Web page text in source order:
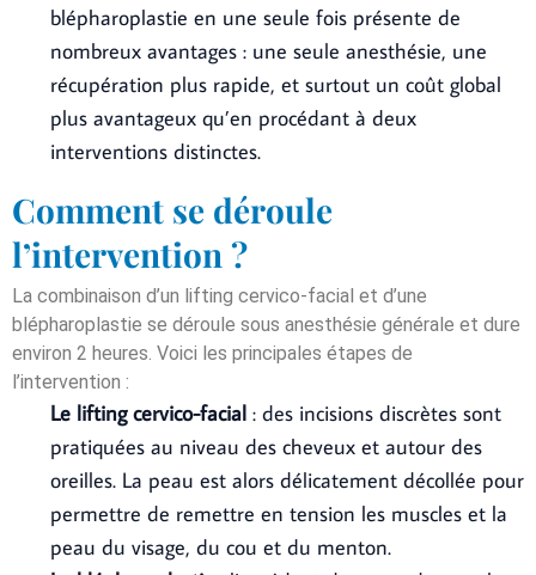
blépharoplastie en une seule fois présente de
nombreux avantages : une seule anesthésie, une
récupération plus rapide, et surtout un coût global
plus avantageux qu’en procédant à deux
interventions distinctes.
Comment se déroule
l’intervention ?
La combinaison d’un lifting cervico-facial et d’une
blépharoplastie se déroule sous anesthésie générale et dure
environ 2 heures. Voici les principales étapes de
l’intervention :
Le lifting cervico-facial : des incisions discrètes sont
pratiquées au niveau des cheveux et autour des
oreilles. La peau est alors délicatement décollée pour
permettre de remettre en tension les muscles et la
peau du visage, du cou et du menton.